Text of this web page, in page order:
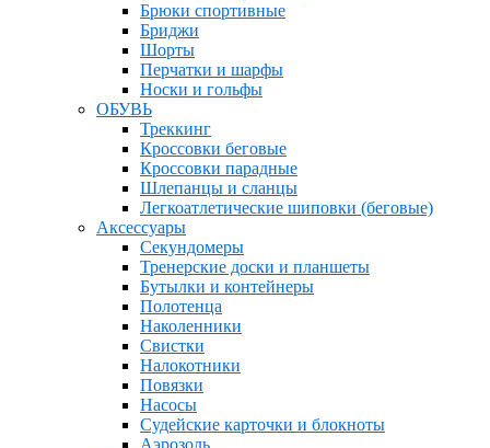
Брюки спортивные
Бриджи
Шорты
Перчатки и шарфы
Носки и гольфы
ОБУВЬ
Треккинг
Кроссовки беговые
Кроссовки парадные
Шлепанцы и сланцы
Легкоатлетические шиповки (беговые)
Аксессуары
Секундомеры
Тренерские доски и планшеты
Бутылки и контейнеры
Полотенца
Наколенники
Свистки
Налокотники
Повязки
Насосы
Судейские карточки и блокноты
Аэрозоль